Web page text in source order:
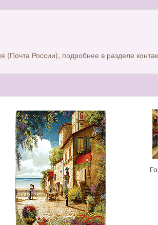
(Почта России), подробнее в разделе